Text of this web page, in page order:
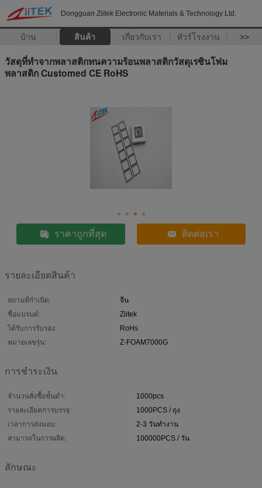
Dongguan Ziitek Electronic Materials & Technology Ltd.
บ้าน สินค้า เกี่ยวกับเรา ทัวร์โรงงาน >>
วัสดุที่ทำจากพลาสติกทนความร้อนพลาสติกวัสดุเรซินโฟม
พลาสติก Customed CE RoHS
ราคาถูกที่สุด ติดต่อเรา
รายละเอียดสินค้า
สถานที่กำเนิด:
จีน
ชื่อแบรนด์:
Ziitek
ได้รับการรับรอง:
RoHs
หมายเลขรุ่น:
Z-FOAM7000G
การชำระเงิน
จำนวนสั่งซื้อขั้นต่ำ:
1000pcs
รายละเอียดการบรรจุ:
1000PCS / ถุง
เวลาการส่งมอบ:
2-3 วันทำงาน
สามารถในการผลิต:
100000PCS / วัน
ลักษณะ